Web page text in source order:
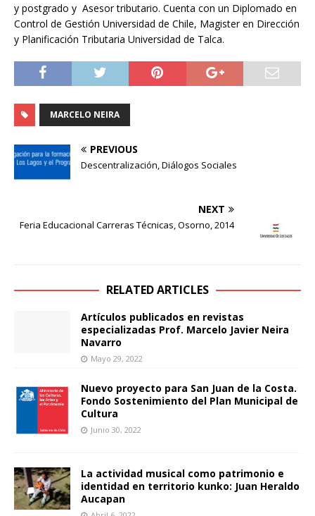
y postgrado y Asesor tributario. Cuenta con un Diplomado en
Control de Gestión Universidad de Chile, Magister en Dirección
y Planificación Tributaria Universidad de Talca.
MARCELO NEIRA
PREVIOUS
Descentralización, Diálogos Sociales
NEXT
Feria Educacional Carreras Técnicas, Osorno, 2014
RELATED ARTICLES
Artículos publicados en revistas
especializadas Prof. Marcelo Javier Neira
Navarro
Mayo 29, 2022
Nuevo proyecto para San Juan de la Costa.
Fondo Sostenimiento del Plan Municipal de
Cultura
Junio 30, 2022
La actividad musical como patrimonio e
identidad en territorio kunko: Juan Heraldo
Aucapan